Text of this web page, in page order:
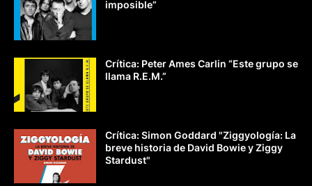
imposible”
Crítica: Peter Ames Carlin “Este grupo se
llama R.E.M.”
Crítica: Simon Goddard "Ziggyología: La
breve historia de David Bowie y Ziggy
Stardust"